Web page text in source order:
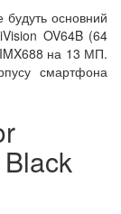
основний
OV64B (64
на 13 МП.
смартфона